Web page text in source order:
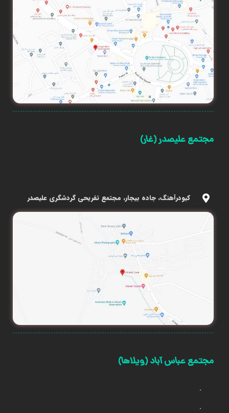
مجتمع علیصدر (غار)
کبودرآهنگ، جاده بیجار، مجتمع تفریحی گردشگری علیصدر
مجتمع عباس آباد (ویلاها)
.
.